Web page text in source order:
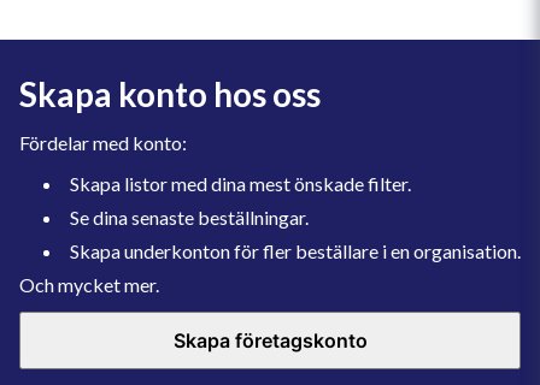
Skapa konto hos oss
Fördelar med konto:
Skapa listor med dina mest önskade filter.
Se dina senaste beställningar.
Skapa underkonton för fler beställare i en organisation.
Och mycket mer.
Skapa företagskonto